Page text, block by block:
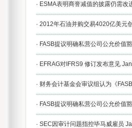
· ESMA表明商誉减值的披露仍需改
· 2012年石油并购交易4020亿美元
· FASB提议明确私营公司公允价值
· EFRAG对IFRS9 修订发布意见
· 财务会计基金会审议组认为《
· FASB提议明确私营公司公允价值
· SEC因审计问题指控毕马威雇员